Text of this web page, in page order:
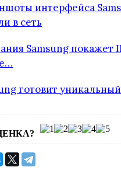
интерфейса
в сеть
Samsung покажет
готовит